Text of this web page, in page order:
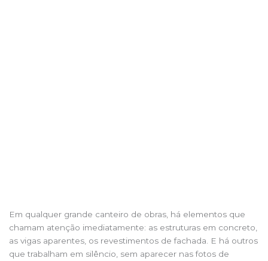
Em qualquer grande canteiro de obras, há elementos que
chamam atenção imediatamente: as estruturas em concreto,
as vigas aparentes, os revestimentos de fachada. E há outros
que trabalham em silêncio, sem aparecer nas fotos de